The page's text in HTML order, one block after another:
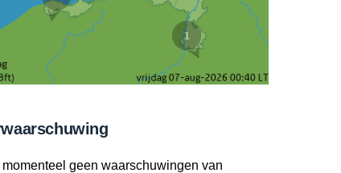
momenteel geen waarschuwingen van